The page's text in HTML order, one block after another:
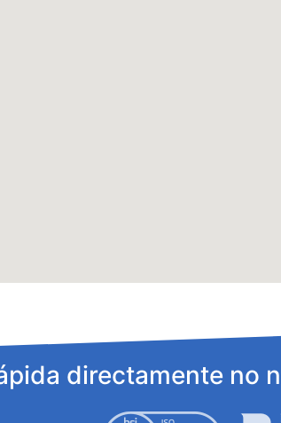
directamente no